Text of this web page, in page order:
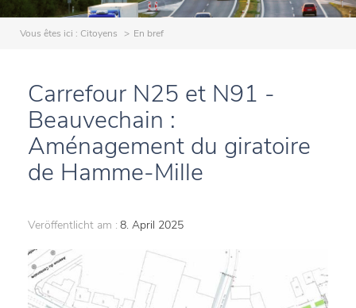
Vous êtes ici : Citoyens En bref
Carrefour N25 et N91 -
Beauvechain :
Aménagement du giratoire
de Hamme-Mille
Veröffentlicht am : 8. April 2025